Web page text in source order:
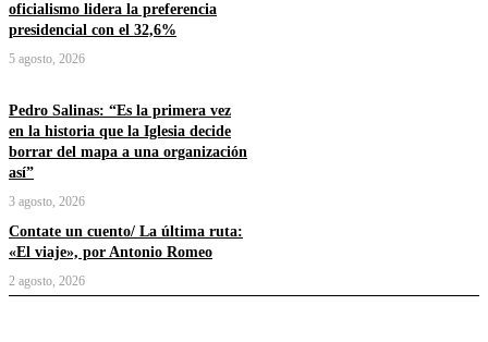
oficialismo lidera la preferencia
presidencial con el 32,6%
5 agosto, 2026
Pedro Salinas: “Es la primera vez
en la historia que la Iglesia decide
borrar del mapa a una organización
así”
3 agosto, 2026
Contate un cuento/ La última ruta:
«El viaje», por Antonio Romeo
2 agosto, 2026